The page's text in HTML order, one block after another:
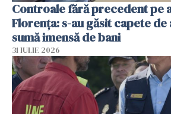
Controale fără precedent pe
Florența: s-au găsit capete
sumă imensă de bani
31 IULIE 2026